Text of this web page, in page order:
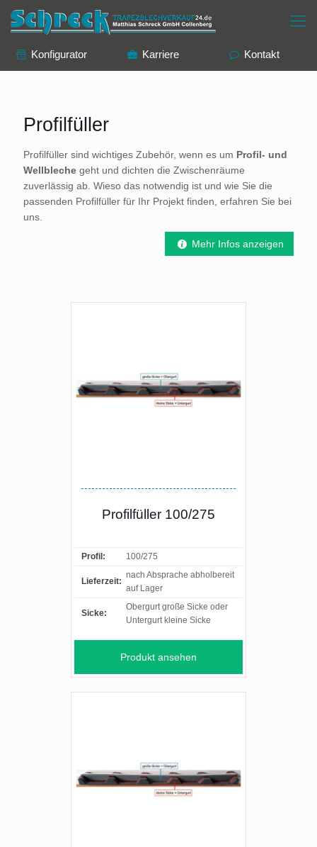
Konfigurator Karriere Kontakt
Profilfüller
Profilfüller sind wichtiges Zubehör, wenn es um Profil- und
Wellbleche geht und dichten die Zwischenräume
zuverlässig ab. Wieso das notwendig ist und wie Sie die
passenden Profilfüller für Ihr Projekt finden, erfahren Sie bei
uns.
Mehr Infos anzeigen
Profilfüller 100/275
Profil: 100/275
Lieferzeit:
nach Absprache abholbereit
auf Lager
Sicke:
Obergurt große Sicke oder
Untergurt kleine Sicke
Produkt ansehen